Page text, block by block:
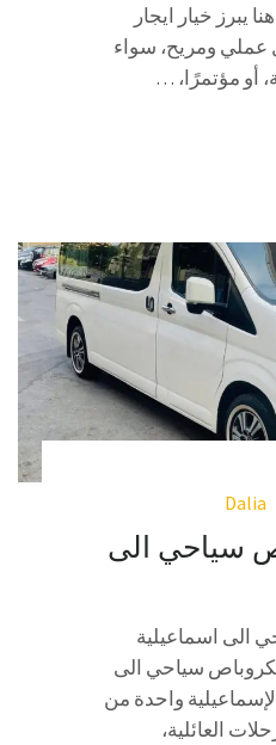
يبرز خيار ايجار
كحل عملي ومريح، سواء
أو مؤتمرًا، …
Dalia
سياحي الى
الى اسماعيلية
ايجار ميكروباص سياحي الى
واحدة من
العائلية،